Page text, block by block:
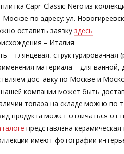
Capri Classic Nero из
по адресу: ул.
оставить заявку здесь
– Италия
– глянцевая, структурированная
материала – для ванной,
доставку по Москве и
компании может быть
товара на складе можно по
продукта может отличаться от
представлена
имеют фотографии